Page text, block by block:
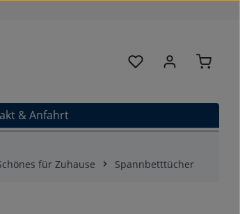
Du hast 0 Produkte
& Anfahrt
für Zuhause Spannbetttücher